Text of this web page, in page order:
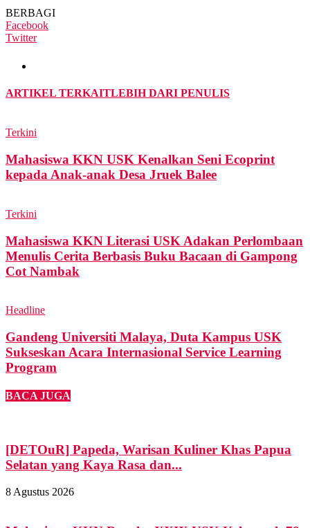
BERBAGI
Facebook
Twitter
ARTIKEL TERKAITLEBIH DARI PENULIS
Terkini
Mahasiswa KKN USK Kenalkan Seni Ecoprint
kepada Anak-anak Desa Jruek Balee
Terkini
Mahasiswa KKN Literasi USK Adakan Perlombaan
Menulis Cerita Berbasis Buku Bacaan di Gampong
Cot Nambak
Headline
Gandeng Universiti Malaya, Duta Kampus USK
Sukseskan Acara Internasional Service Learning
Program
BACA JUGA
[DETOuR] Papeda, Warisan Kuliner Khas Papua
Selatan yang Kaya Rasa dan...
8 Agustus 2026